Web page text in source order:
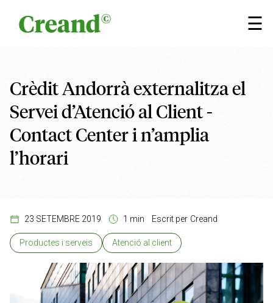
☰
×
Crèdit Andorrà externalitza el
Servei d’Atenció al Client -
Contact Center i n’amplia
l’horari
23 SETEMBRE 2019 1 min Escrit per Creand
Productes i serveis Atenció al client